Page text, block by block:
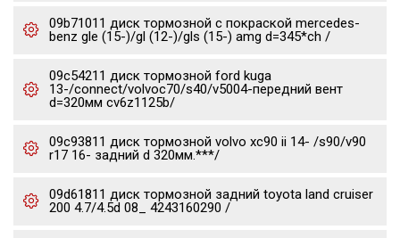
09b71011 диск тормозной с покраской mercedes-
benz gle (15-)/gl (12-)/gls (15-) amg d=345*ch /
09c54211 диск тормозной ford kuga
13-/connect/volvoc70/s40/v5004-передний вент
d=320мм cv6z1125b/
09c93811 диск тормозной volvo xc90 ii 14- /s90/v90
r17 16- задний d 320мм.***/
09d61811 диск тормозной задний toyota land cruiser
200 4.7/4.5d 08_ 4243160290 /